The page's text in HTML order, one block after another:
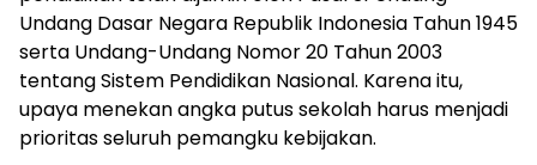
Undang Dasar Negara Republik Indonesia Tahun 1945
serta Undang-Undang Nomor 20 Tahun 2003
tentang Sistem Pendidikan Nasional. Karena itu,
upaya menekan angka putus sekolah harus menjadi
prioritas seluruh pemangku kebijakan.